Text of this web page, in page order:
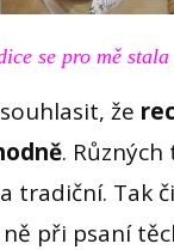
se pro mě
že
.
tradiční. Tak
při psaní